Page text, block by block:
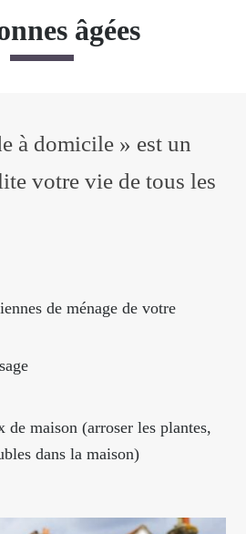
âgées
à domicile » est un
votre vie de tous les
de ménage de votre
de maison (arroser les plantes,
dans la maison)